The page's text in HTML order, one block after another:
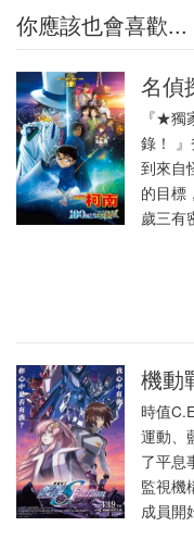
你應該也會喜歡...
名偵
『★獨
錄！
到來自
的目標
歲三有
機動
時值
運動、
了平息
監視機
成員開